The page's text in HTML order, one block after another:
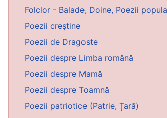
Folclor - Balade, Doine, Poezii
Poezii creștine
Poezii de Dragoste
Poezii despre Limba română
Poezii despre Mamă
Poezii despre Toamnă
Poezii patriotice (Patrie, Țară)